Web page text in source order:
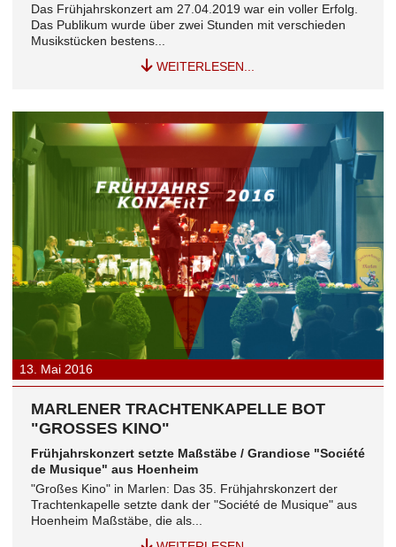
Das Frühjahrskonzert am 27.04.2019 war ein voller Erfolg.
Das Publikum wurde über zwei Stunden mit verschieden
Musikstücken bestens...
WEITERLESEN...
13. Mai 2016
MARLENER TRACHTENKAPELLE BOT
"GROSSES KINO"
Frühjahrskonzert setzte Maßstäbe / Grandiose "Société
de Musique" aus Hoenheim
"Großes Kino" in Marlen: Das 35. Frühjahrskonzert der
Trachtenkapelle setzte dank der "Société de Musique" aus
Hoenheim Maßstäbe, die als...